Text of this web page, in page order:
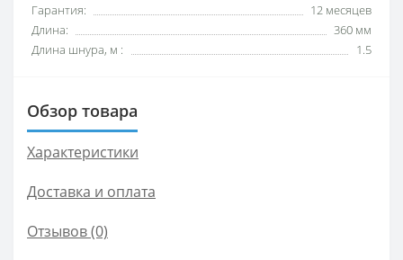
Гарантия:
12 месяцев
Длина:
360 мм
Длина шнура, м :
1.5
Обзор товара
Характеристики
Доставка и оплата
Отзывов (0)